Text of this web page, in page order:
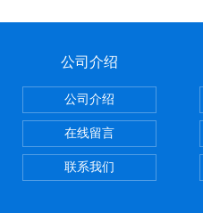
公司介绍
公司介绍
在线留言
联系我们